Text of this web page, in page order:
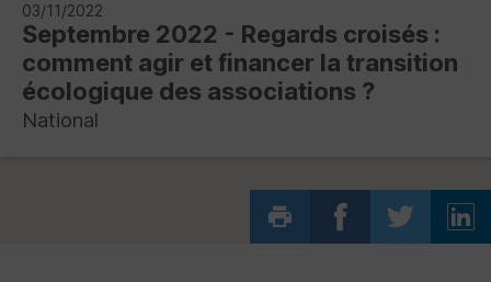
03/11/2022
Septembre 2022 - Regards croisés :
comment agir et financer la transition
écologique des associations ?
National